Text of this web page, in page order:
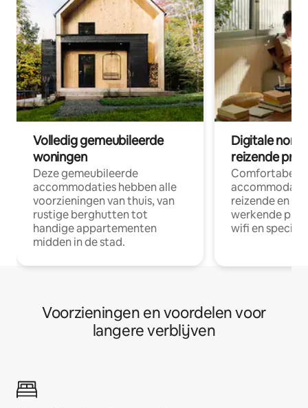
Volledig gemeubileerde
woningen
Deze gemeubileerde
accommodaties hebben alle
voorzieningen van thuis, van
rustige berghutten tot
handige appartementen
midden in de stad.
Digitale
reizende
Comfortabele
reizende en
werkende
wifi en
Voorzieningen en voordelen voor
langere verblijven